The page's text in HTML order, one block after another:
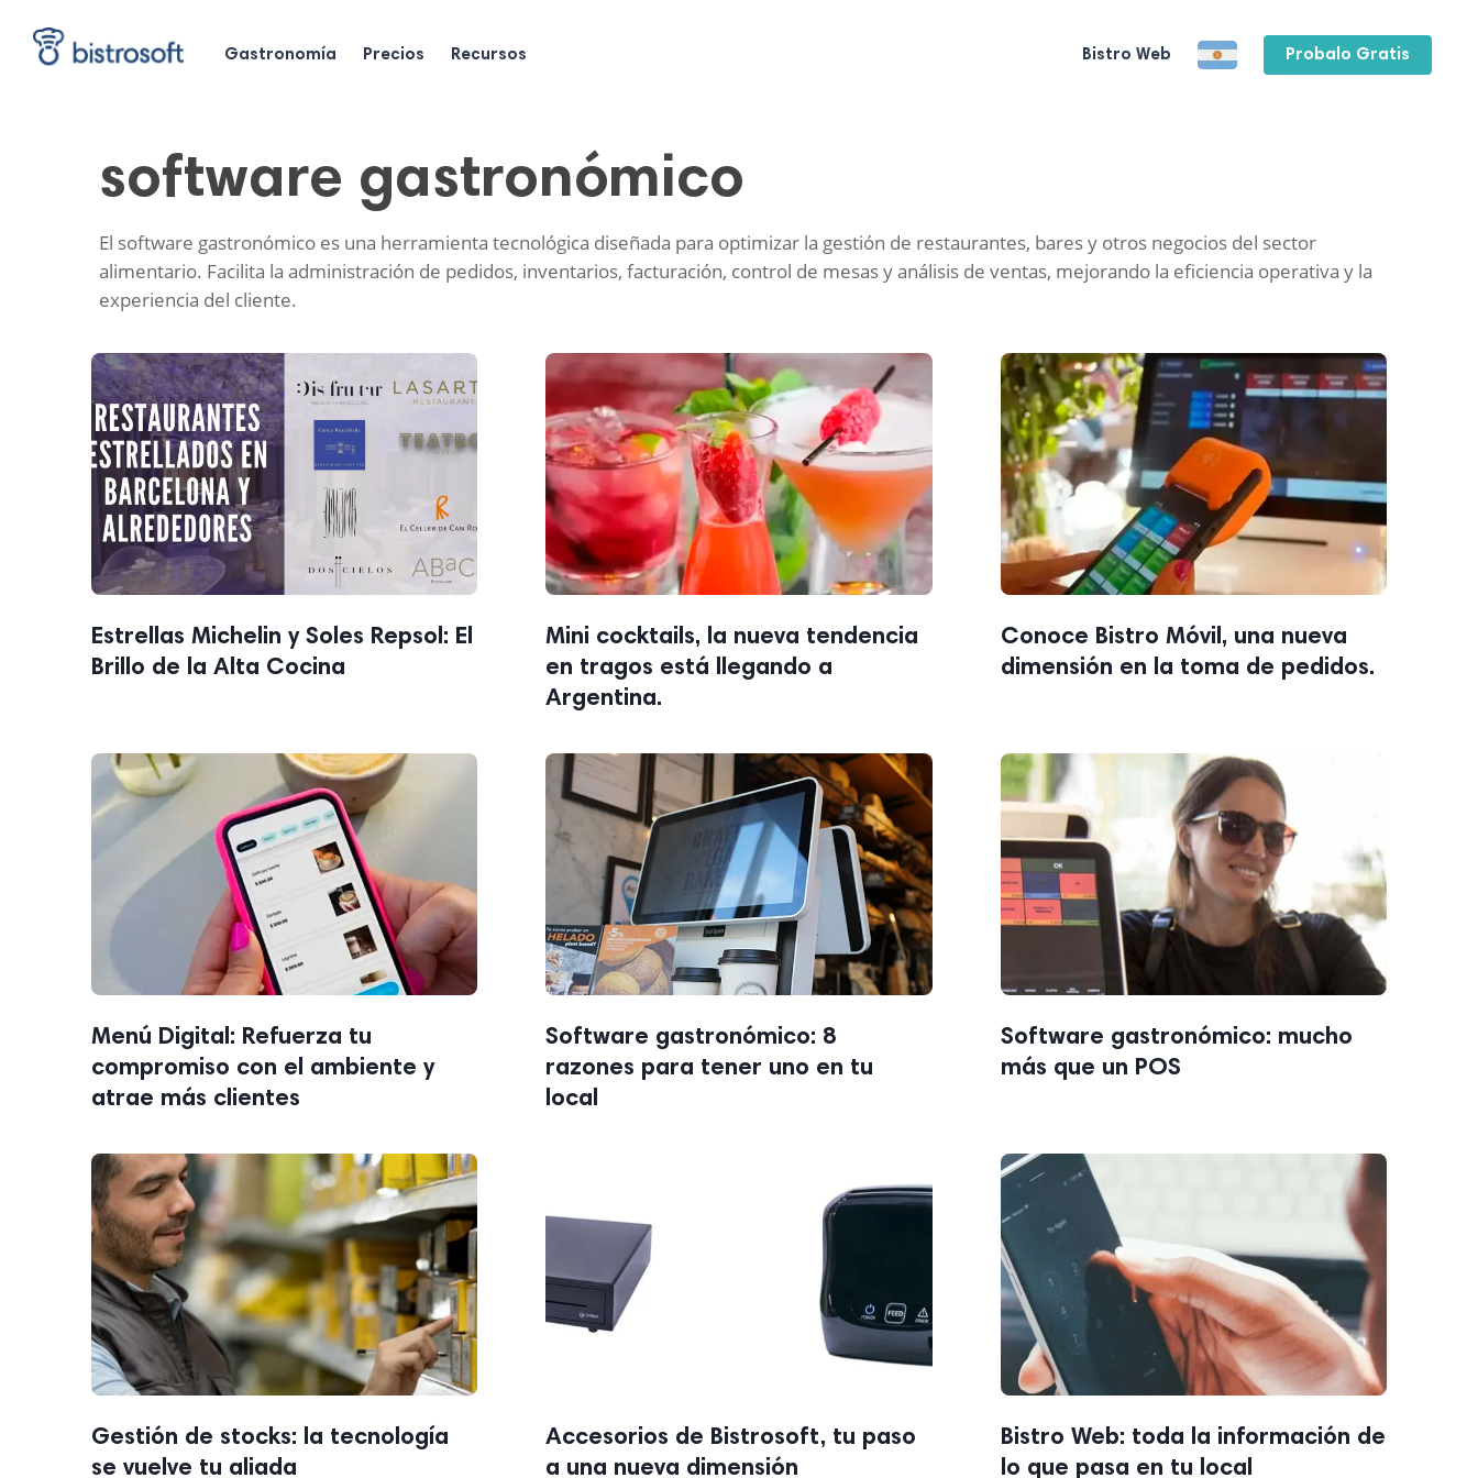
main
Gastronomía Precios Recursos Bistro Web Probalo Gratis
software gastronómico
El software gastronómico es una herramienta tecnológica diseñada para optimizar la gestión de restaurantes, bares y otros negocios del sector
alimentario. Facilita la administración de pedidos, inventarios, facturación, control de mesas y análisis de ventas, mejorando la eficiencia operativa y la
experiencia del cliente.
Estrellas Michelin y Soles Repsol: El
Brillo de la Alta Cocina
Mini cocktails, la nueva tendencia
en tragos está llegando a
Argentina.
Conoce Bistro Móvil, una nueva
dimensión en la toma de pedidos.
Menú Digital: Refuerza tu
compromiso con el ambiente y
atrae más clientes
Software gastronómico: 8
razones para tener uno en tu
local
Software gastronómico: mucho
más que un POS
Gestión de stocks: la tecnología
se vuelve tu aliada
Accesorios de Bistrosoft, tu paso
a una nueva dimensión
Bistro Web: toda la información de
lo que pasa en tu local